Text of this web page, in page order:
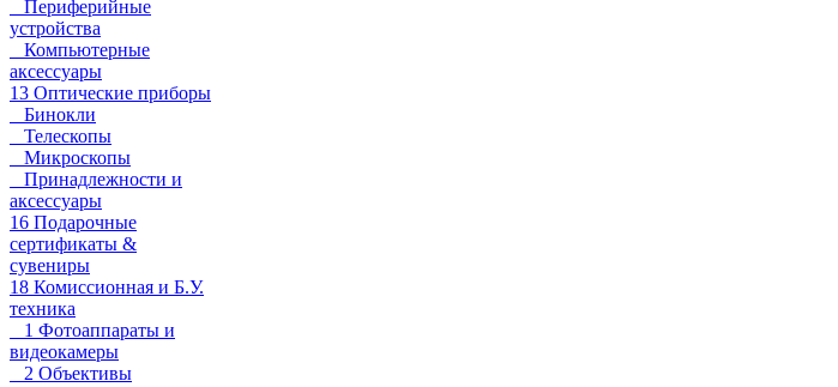
Периферийные
устройства
Компьютерные
аксессуары
13 Оптические приборы
Бинокли
Телескопы
Микроскопы
Принадлежности и
аксессуары
16 Подарочные
сертификаты &
сувениры
18 Комиссионная и Б.У.
техника
1 Фотоаппараты и
видеокамеры
2 Объективы